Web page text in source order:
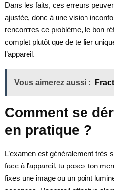
Dans les faits, ces erreurs
ajustée, donc à une vision
rencontres ce problème, le bon
complet plutôt que de te fier
l’appareil.
Vous aimerez aussi :
Comment se
en pratique ?
L’examen est généralement très
face à l’appareil, tu poses ton
fixes une image ou un point